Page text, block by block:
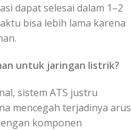
dapat selesai dalam 1–2
bisa lebih lama karena
untuk jaringan listrik?
sistem ATS justru
mencegah terjadinya arus
komponen